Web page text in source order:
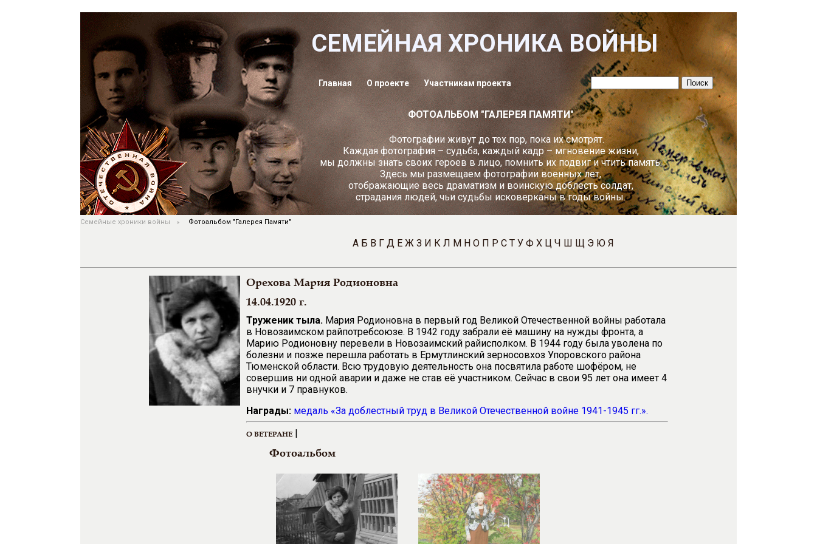
СЕМЕЙНАЯ ХРОНИКА ВОЙНЫ
Главная О проекте Участникам проекта
ФОТОАЛЬБОМ "ГАЛЕРЕЯ ПАМЯТИ"
Фотографии живут до тех пор, пока их смотрят.
Каждая фотография – судьба, каждый кадр – мгновение жизни,
мы должны знать своих героев в лицо, помнить их подвиг и чтить память.
Здесь мы размещаем фотографии военных лет,
отображающие весь драматизм и воинскую доблесть солдат,
страдания людей, чьи судьбы исковерканы в годы войны.
Семейные хроники войны Фотоальбом "Галерея Памяти"
А Б В Г Д Е Ж З И К Л М Н О П Р С Т У Ф Х Ц Ч Ш Щ Э Ю Я
Орехова Мария Родионовна
14.04.1920 г.
Труженик тыла. Мария Родионовна в первый год Великой Отечественной войны работала
в Новозаимском райпотребсоюзе. В 1942 году забрали её машину на нужды фронта, а
Марию Родионовну перевели в Новозаимский райисполком. В 1944 году была уволена по
болезни и позже перешла работать в Ермутлинский зерносовхоз Упоровского района
Тюменской области. Всю трудовую деятельность она посвятила работе шофёром, не
совершив ни одной аварии и даже не став её участником. Сейчас в свои 95 лет она имеет 4
внучки и 7 правнуков.
Награды: медаль «За доблестный труд в Великой Отечественной войне 1941-1945 гг.».
О ВЕТЕРАНЕ |
Фотоальбом